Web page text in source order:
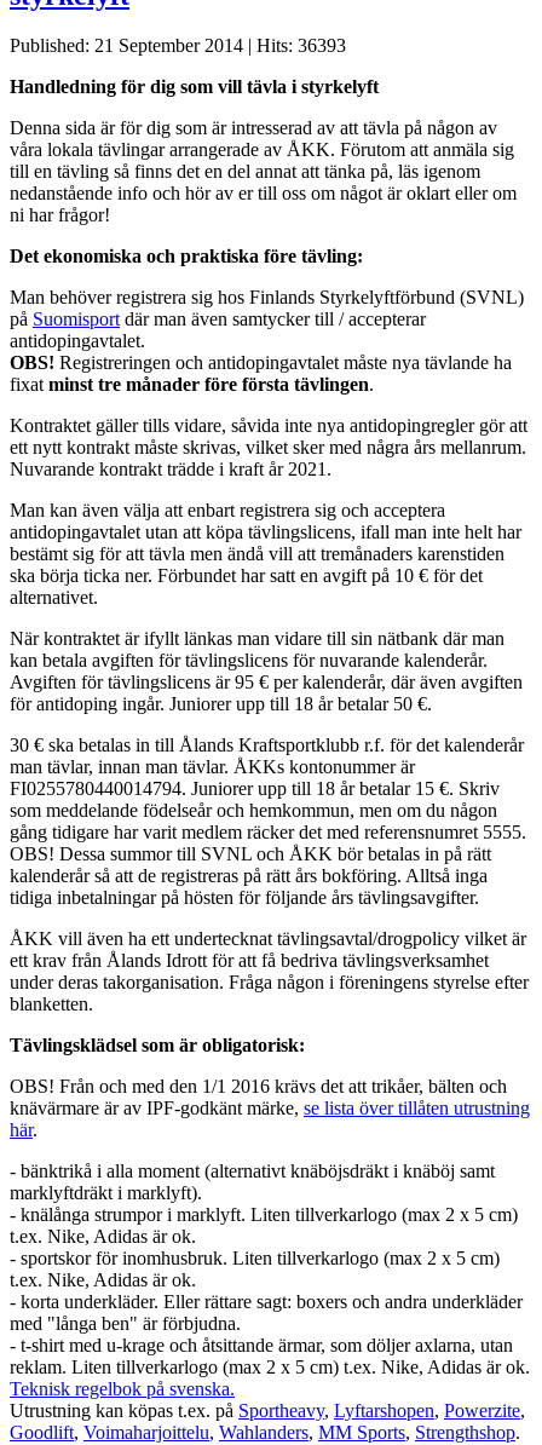
Published: 21 September 2014 | Hits: 36393
Handledning för dig som vill tävla i styrkelyft
Denna sida är för dig som är intresserad av att tävla på någon av
våra lokala tävlingar arrangerade av ÅKK. Förutom att anmäla sig
till en tävling så finns det en del annat att tänka på, läs igenom
nedanstående info och hör av er till oss om något är oklart eller om
ni har frågor!
Det ekonomiska och praktiska före tävling:
Man behöver registrera sig hos Finlands Styrkelyftförbund (SVNL)
på Suomisportdär man även samtycker till / accepterar
antidopingavtalet.
OBS! Registreringen och antidopingavtalet måste nya tävlande ha
fixatminst tre månader före första tävlingen.
Kontraktet gäller tills vidare, såvida inte nya antidopingregler gör att
ett nytt kontrakt måste skrivas, vilket sker med några års mellanrum.
Nuvarande kontrakt trädde i kraft år 2021.
Man kan även välja att enbart registrera sig och acceptera
antidopingavtalet utan att köpa tävlingslicens, ifall man inte helt har
bestämt sig för att tävla men ändå vill att tremånaders karenstiden
ska börja ticka ner. Förbundet har satt en avgift på 10 € för det
alternativet.
När kontraktet är ifyllt länkas man vidare till sin nätbank där man
kan betala avgiften för tävlingslicens för nuvarande kalenderår.
Avgiften för tävlingslicens är 95 € per kalenderår, där även avgiften
för antidoping ingår. Juniorer upp till 18 år betalar 50 €.
30 € ska betalas in till Ålands Kraftsportklubb r.f. för det kalenderår
man tävlar, innan man tävlar. ÅKKs kontonummer är
FI0255780440014794. Juniorer upp till 18 år betalar 15 €. Skriv
som meddelande födelseår och hemkommun, men om du någon
gång tidigare har varit medlem räcker det med referensnumret 5555.
OBS! Dessa summor till SVNL och ÅKK bör betalas in på rätt
kalenderår så att de registreras på rätt års bokföring. Alltså inga
tidiga inbetalningar på hösten för följande års tävlingsavgifter.
ÅKK vill även ha ett undertecknat tävlingsavtal/drogpolicy vilket är
ett krav från Ålands Idrott för att få bedriva tävlingsverksamhet
under deras takorganisation. Fråga någon i föreningens styrelse efter
blanketten.
Tävlingsklädsel som är obligatorisk:
OBS! Från och med den 1/1 2016 krävs det att trikåer, bälten och
knävärmare är av IPF-godkänt märke, se lista över tillåten utrustning
här.
- bänktrikå i alla moment (alternativt knäböjsdräkt i knäböj samt
marklyftdräkt i marklyft).
- knälånga strumpor i marklyft. Liten tillverkarlogo (max 2 x 5 cm)
t.ex. Nike, Adidas är ok.
- sportskor för inomhusbruk. Liten tillverkarlogo (max 2 x 5 cm)
t.ex. Nike, Adidas är ok.
- korta underkläder. Eller rättare sagt: boxers och andra underkläder
med "långa ben" är förbjudna.
- t-shirt med u-krage och åtsittande ärmar, som döljer axlarna, utan
reklam. Liten tillverkarlogo (max 2 x 5 cm) t.ex. Nike, Adidas är ok.
Teknisk regelbok på svenska.
Utrustning kan köpas t.ex. på Sportheavy, Lyftarshopen, Powerzite,
Goodlift, Voimaharjoittelu, Wahlanders, MM Sports, Strengthshop.